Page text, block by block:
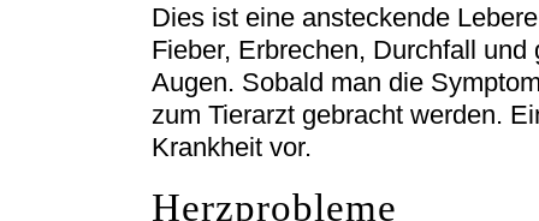
Dies ist eine ansteckende
Fieber, Erbrechen, Durchfall
Augen. Sobald man die
zum Tierarzt gebracht werden.
Krankheit vor.
Herzprobleme